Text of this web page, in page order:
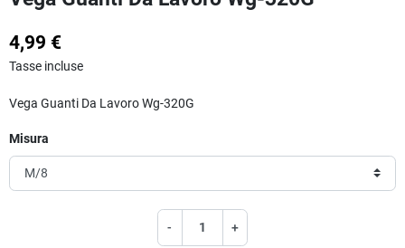
4,99 €
Tasse incluse
Vega Guanti Da Lavoro Wg-320G
Misura
- +